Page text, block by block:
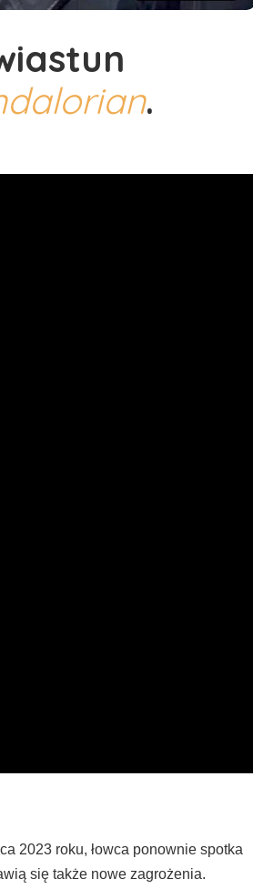
.
2023 roku, łowca ponownie spotka
się także nowe zagrożenia.